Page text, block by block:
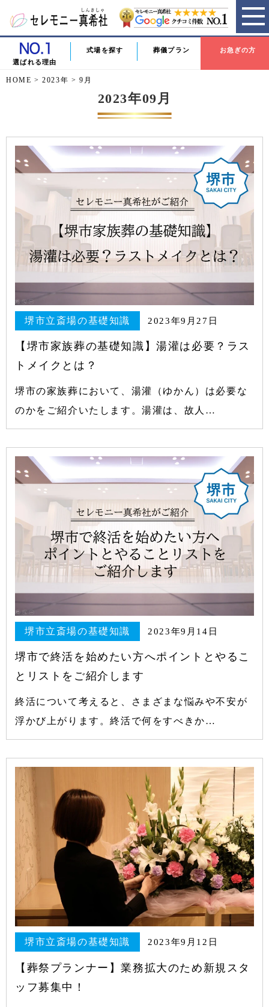
選ばれる理由
式場を探す 葬儀プラン お急ぎの方
HOME >2023年 >9月
2023年09月
堺市立斎場の基礎知識 2023年9月27日
【堺市家族葬の基礎知識】湯灌は必要？ラス
トメイクとは？
堺市の家族葬において、湯灌（ゆかん）は必要な
のかをご紹介いたします。湯灌は、故人…
堺市立斎場の基礎知識 2023年9月14日
堺市で終活を始めたい方へポイントとやるこ
とリストをご紹介します
終活について考えると、さまざまな悩みや不安が
浮かび上がります。終活で何をすべきか…
堺市立斎場の基礎知識 2023年9月12日
【葬祭プランナー】業務拡大のため新規スタ
ッフ募集中！